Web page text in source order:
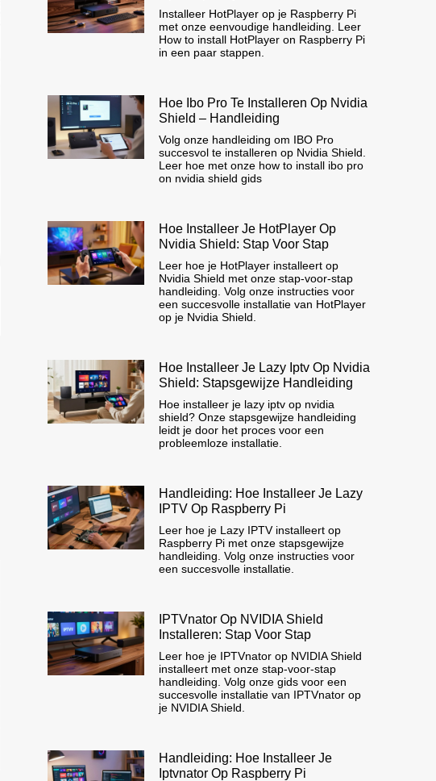
Installeer HotPlayer op je Raspberry Pi
met onze eenvoudige handleiding. Leer
How to install HotPlayer on Raspberry Pi
in een paar stappen.
Hoe Ibo Pro Te Installeren Op Nvidia
Shield – Handleiding
Volg onze handleiding om IBO Pro
succesvol te installeren op Nvidia Shield.
Leer hoe met onze how to install ibo pro
on nvidia shield gids
Hoe Installeer Je HotPlayer Op
Nvidia Shield: Stap Voor Stap
Leer hoe je HotPlayer installeert op
Nvidia Shield met onze stap-voor-stap
handleiding. Volg onze instructies voor
een succesvolle installatie van HotPlayer
op je Nvidia Shield.
Hoe Installeer Je Lazy Iptv Op Nvidia
Shield: Stapsgewijze Handleiding
Hoe installeer je lazy iptv op nvidia
shield? Onze stapsgewijze handleiding
leidt je door het proces voor een
probleemloze installatie.
Handleiding: Hoe Installeer Je Lazy
IPTV Op Raspberry Pi
Leer hoe je Lazy IPTV installeert op
Raspberry Pi met onze stapsgewijze
handleiding. Volg onze instructies voor
een succesvolle installatie.
IPTVnator Op NVIDIA Shield
Installeren: Stap Voor Stap
Leer hoe je IPTVnator op NVIDIA Shield
installeert met onze stap-voor-stap
handleiding. Volg onze gids voor een
succesvolle installatie van IPTVnator op
je NVIDIA Shield.
Handleiding: Hoe Installeer Je
Iptvnator Op Raspberry Pi